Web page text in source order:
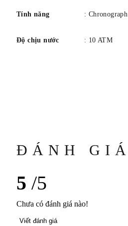
Tính năng : Chronograph
Độ chịu nước : 10 ATM
ĐÁNH GIÁ
5 /5
Chưa có đánh giá nào!
Viết đánh giá